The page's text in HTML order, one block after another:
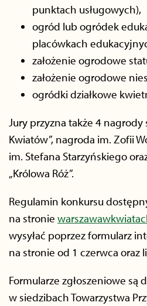
punktach usługowych),
ogród lub ogródek
placówkach
założenie ogrodowe
założenie ogrodowe
ogródki działkowe
Jury przyzna także 4 nagrody
Kwiatów”, nagroda im. Zofii
im. Stefana Starzyńskiego
„Królowa Róż”.
Regulamin konkursu
na stronie
wysyłać poprzez formularz
na stronie od 1 czerwca oraz
Formularze zgłoszeniowe są
w siedzibach Towarzystwa